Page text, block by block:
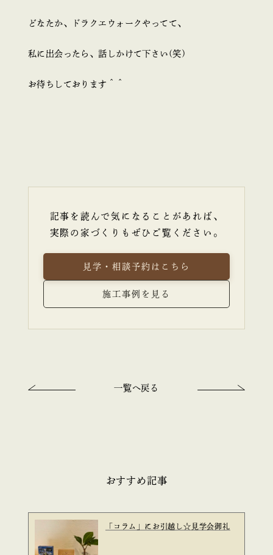
どなたか、ドラクエウォークやってて、
私に出会ったら、話しかけて下さい(笑)
お待ちしております＾＾
記事を読んで気になることがあれば、
実際の家づくりもぜひご覧ください。
見学・相談予約はこちら
施工事例を見る
一覧へ戻る
おすすめ記事
「コラム」にお引越し☆見学会御礼